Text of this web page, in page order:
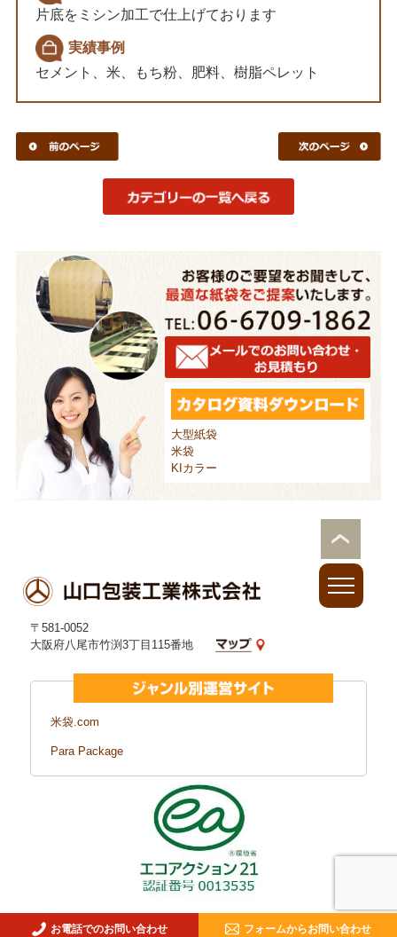
片底をミシン加工で仕上げております
実績事例
セメント、米、もち粉、肥料、樹脂ペレット
大型紙袋
米袋
KIカラー
〒581-0052
大阪府八尾市竹渕3丁目115番地
米袋.com
Para Package
お電話でのお問い合わせ フォームからお問い合わせ